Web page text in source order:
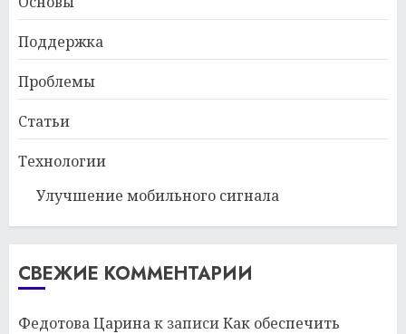
Поддержка
Проблемы
Статьи
Технологии
Улучшение мобильного сигнала
СВЕЖИЕ КОММЕНТАРИИ
Федотова Царинак записиКак обеспечить